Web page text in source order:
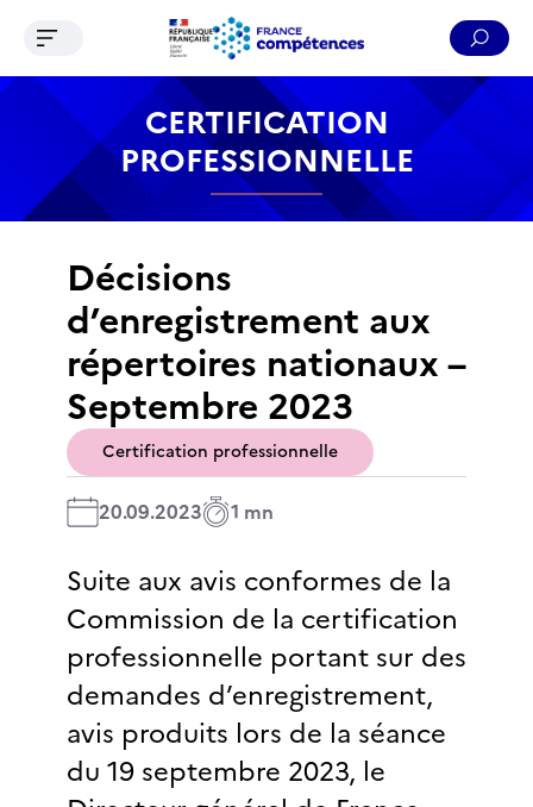
Contenu Recherche Menu Pied de page
Ouvrir le menu de navigation
CERTIFICATION
PROFESSIONNELLE
Décisions
d’enregistrement aux
répertoires nationaux –
Septembre 2023
Certification professionnelle
20.09.2023 1 mn
Suite aux avis conformes de la
Commission de la certification
professionnelle portant sur des
demandes d’enregistrement,
avis produits lors de la séance
du 19 septembre 2023, le